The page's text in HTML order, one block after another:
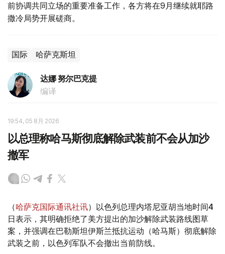
前协调共同立场的重要准备工作，各方将在9月继续就耶路
撒冷局势开展磋商。
国际 哈萨克斯坦
达娜 努尔巴克提
编译
19:54, 05 8月 2026
以总理称哈马斯彻底解除武装前不会从加沙
撤军
（哈萨克国际通讯社讯）以色列总理内塔尼亚胡当地时间4
日表示，其明确拒绝了美方提出的加沙解除武装路线图草
案，并强调在巴勒斯坦伊斯兰抵抗运动（哈马斯）彻底解除
武装之前，以色列军队不会撤出当前防线。